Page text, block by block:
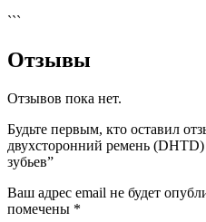
```
Отзывы
Отзывов пока нет.
Будьте первым, кто оставил
двухсторонний ремень
зубьев”
Ваш адрес email не будет
помечены *